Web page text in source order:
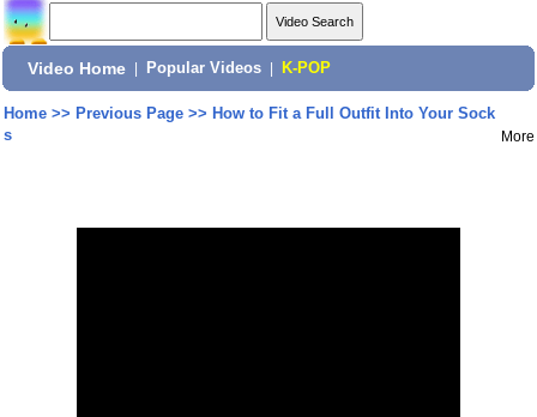
Video Home Popular Videos K-POP
Home>> Previous Page>> How to Fit a Full Outfit Into Your Sock
s
More